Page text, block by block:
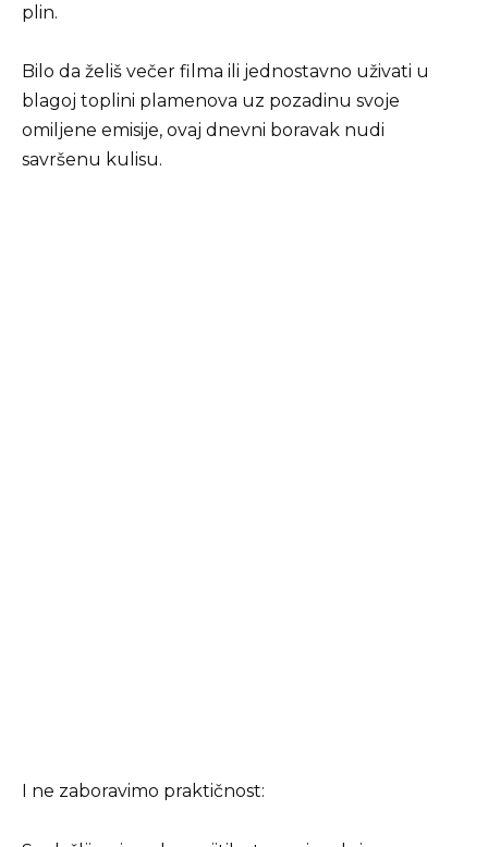
plin.
Bilo da želiš večer filma ili jednostavno uživati u
blagoj toplini plamenova uz pozadinu svoje
omiljene emisije, ovaj dnevni boravak nudi
savršenu kulisu.
I ne zaboravimo praktičnost: